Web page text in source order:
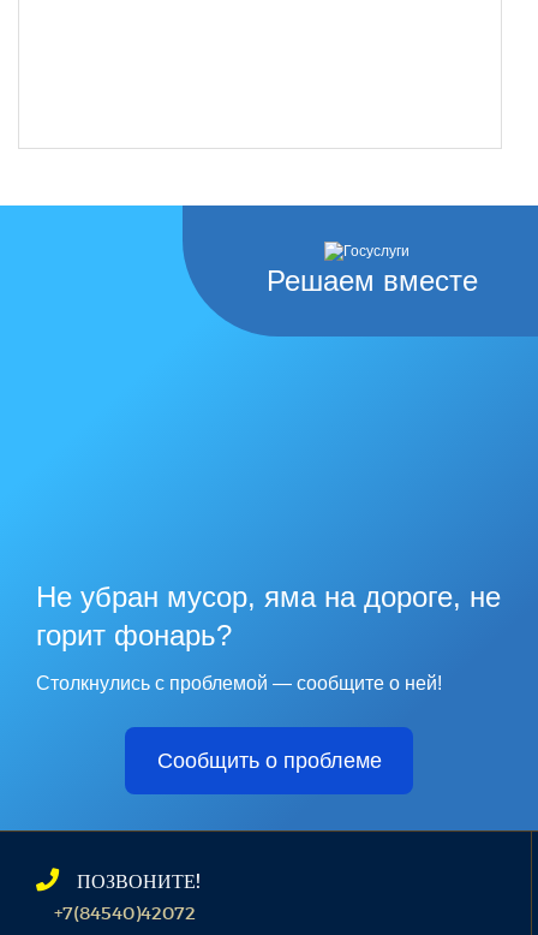
Решаем вместе
Не убран мусор, яма на дороге, не
горит фонарь?
Столкнулись с проблемой — сообщите о ней!
Сообщить о проблеме
ПОЗВОНИТЕ!
+7(84540)42072